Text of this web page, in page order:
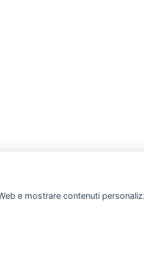
e mostrare contenuti